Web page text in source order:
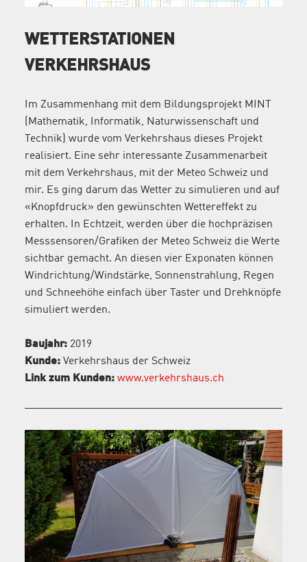
WETTERSTATIONEN
VERKEHRSHAUS
Im Zusammenhang mit dem Bildungsprojekt MINT
(Mathematik, Informatik, Naturwissenschaft und
Technik) wurde vom Verkehrshaus dieses Projekt
realisiert. Eine sehr interessante Zusammenarbeit
mit dem Verkehrshaus, mit der Meteo Schweiz und
mir. Es ging darum das Wetter zu simulieren und auf
«Knopfdruck» den gewünschten Wettereffekt zu
erhalten. In Echtzeit, werden über die hochpräzisen
Messsensoren/Grafiken der Meteo Schweiz die Werte
sichtbar gemacht. An diesen vier Exponaten können
Windrichtung/Windstärke, Sonnenstrahlung, Regen
und Schneehöhe einfach über Taster und Drehknöpfe
simuliert werden.
Baujahr:2019
Kunde:Verkehrshaus der Schweiz
Link zum Kunden: www.verkehrshaus.ch